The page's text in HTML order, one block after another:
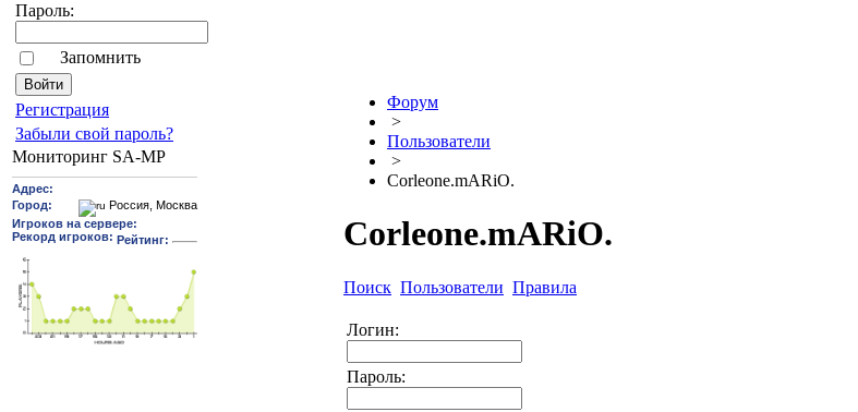
Пароль:
Запомнить
Pегиcтрaция
Забыли свой пароль?
Мониторинг SA-MP
Форум
>
Пользователи
>
Corleone.mARiO.
Corleone.mARiO.
Поиск Пользователи Правила
Логин:
Пароль: